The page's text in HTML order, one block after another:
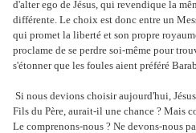
d'alter ego de Jésus, qui revendique la
différente. Le choix est donc entre un
qui promet la liberté et son propre
proclame de se perdre soi-même pour
s'étonner que les foules aient préféré
Si nous devions choisir aujourd'hui,
Fils du Père, aurait-il une chance ? Mais
Le comprenons-nous ? Ne devons-nous